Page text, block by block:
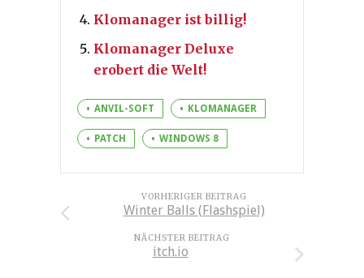
Klomanager ist billig!
Klomanager Deluxe
erobert die Welt!
ANVIL-SOFT KLOMANAGER
PATCH WINDOWS 8
VORHERIGER BEITRAG
Winter Balls (Flashspiel)
NÄCHSTER BEITRAG
itch.io